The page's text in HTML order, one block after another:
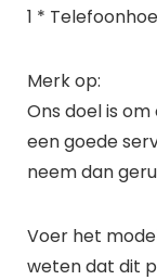
1 *
Merk op:
Ons doel is
een goede
neem dan
Voer het
weten dat dit